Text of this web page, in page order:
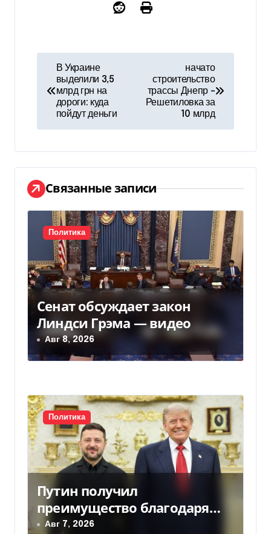
г
а
ц
и
я
п
о
з
а
и
с
я
м
В Украине
выделили 3,5
млрд грн на
дороги: куда
пойдут деньги
начато
строительство
трассы Днепр –
Решетиловка за
10 млрд
Связанные записи
Политика
Сенат обсуждает закон
Линдси Грэма — видео
Авг 8, 2026
Политика
Путин получил
преимущество благодаря
действиям США
Авг 7, 2026